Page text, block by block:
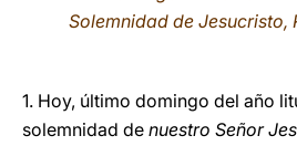
Solemnidad de Jesucristo,
1. Hoy, último domingo del año
solemnidad de nuestro Señor